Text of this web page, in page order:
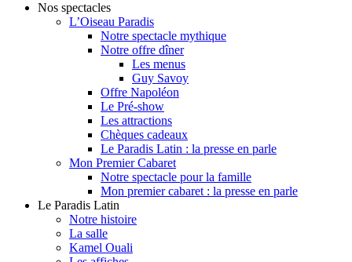
Nos spectacles
L’Oiseau Paradis
Notre spectacle mythique
Notre offre dîner
Les menus
Guy Savoy
Offre Napoléon
Le Pré-show
Les attractions
Chèques cadeaux
Le Paradis Latin : la presse en parle
Mon Premier Cabaret
Notre spectacle pour la famille
Mon premier cabaret : la presse en parle
Le Paradis Latin
Notre histoire
La salle
Kamel Ouali